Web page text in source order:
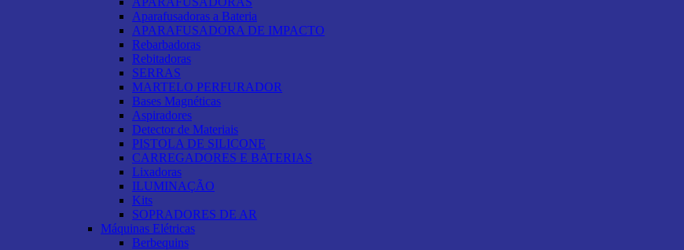
Aparafusadoras a Bateria
APARAFUSADORA DE IMPACTO
Rebarbadoras
Rebitadoras
SERRAS
MARTELO PERFURADOR
Bases Magnéticas
Aspiradores
Detector de Materiais
PISTOLA DE SILICONE
CARREGADORES E BATERIAS
Lixadoras
ILUMINAÇÃO
Kits
SOPRADORES DE AR
Máquinas Elétricas
Berbequins